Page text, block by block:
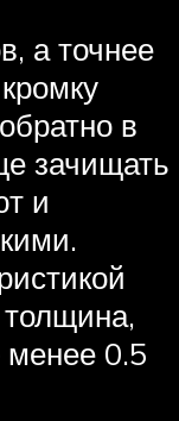
а точнее
в
зачищать
и
толщина,
менее 0.5